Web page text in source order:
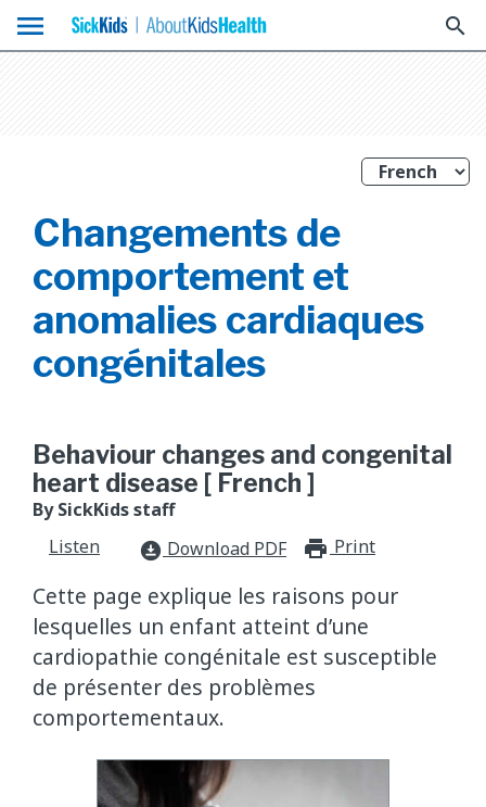
menu search
Changements de
comportement et
anomalies cardiaques
congénitales
Behaviour changes and congenital
heart disease [ French ]
By SickKids staff
Listen
download_for_offline Download PDF Print
Cette page explique les raisons pour
lesquelles un enfant atteint d’une
cardiopathie congénitale est susceptible
de présenter des problèmes
comportementaux.